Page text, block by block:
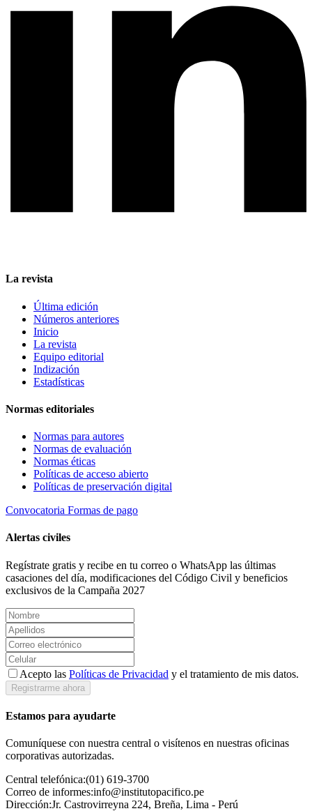
La revista
Última edición
Números anteriores
Inicio
La revista
Equipo editorial
Indización
Estadísticas
Normas editoriales
Normas para autores
Normas de evaluación
Normas éticas
Políticas de acceso abierto
Políticas de preservación digital
Convocatoria Formas de pago
Alertas civiles
Regístrate gratis y recibe en tu correo o WhatsApp las últimas
casaciones del día, modificaciones del Código Civil y beneficios
exclusivos de la Campaña 2027
Acepto las Políticas de Privacidad y el tratamiento de mis datos.
Registrarme ahora
Estamos para ayudarte
Comuníquese con nuestra central o visítenos en nuestras oficinas
corporativas autorizadas.
Central telefónica:(01) 619-3700
Correo de informes:info@institutopacifico.pe
Dirección:Jr. Castrovirreyna 224, Breña, Lima - Perú